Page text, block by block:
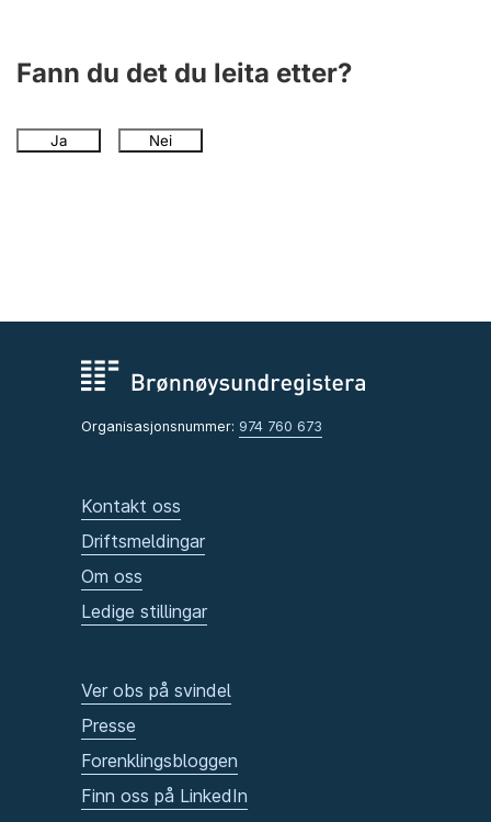
Fann du det du leita etter?
Ja Nei
Organisasjonsnummer: 974 760 673
Kontakt oss
Driftsmeldingar
Om oss
Ledige stillingar
Ver obs på svindel
Presse
Forenklingsbloggen
Finn oss på LinkedIn